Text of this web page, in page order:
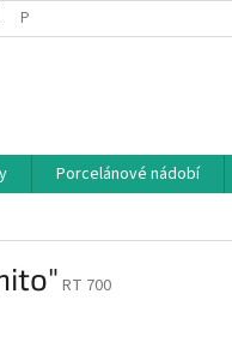
PODMÍNKY OCHRANY OSOBNÍCH
Porcelánové nádobí
RT 700